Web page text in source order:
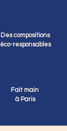
Des compositions
éco-responsables
Fait main
à Paris